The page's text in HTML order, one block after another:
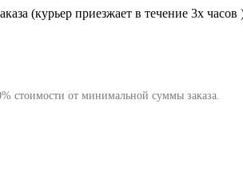
(курьер приезжает в течение 3х часов
стоимости от минимальной суммы заказа.